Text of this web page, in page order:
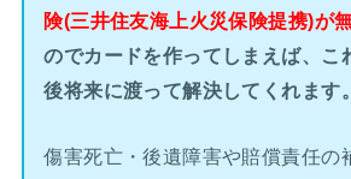
険(三井住友海上火災保険提携)が
のでカードを作ってしまえば、こ
後将来に渡って解決してくれます。
傷害死亡・後遺障害や賠償責任の